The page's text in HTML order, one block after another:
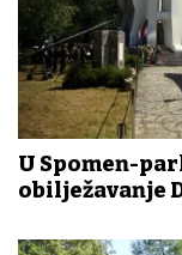
U Spomen-
obilježavanje